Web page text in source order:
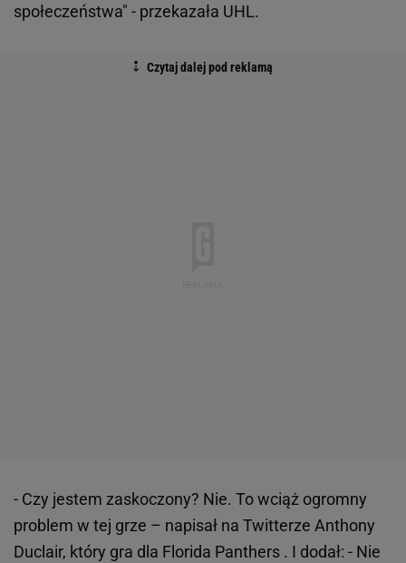
społeczeństwa" - przekazała UHL.
- Czy jestem zaskoczony? Nie. To wciąż ogromny
problem w tej grze – napisał na Twitterze Anthony
Duclair, który gra dla Florida Panthers . I dodał: - Nie